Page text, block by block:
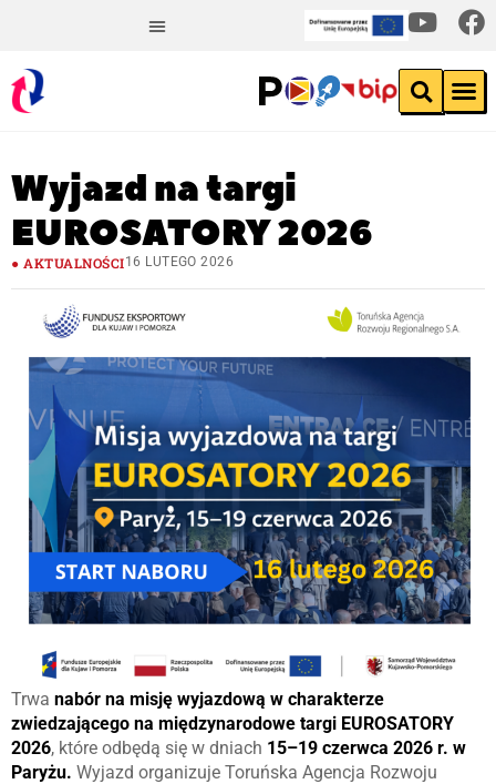
Wyjazd na targi
EUROSATORY 2026
AKTUALNOŚCI16 LUTEGO 2026
Trwa nabór na misję wyjazdową w charakterze
zwiedzającego na międzynarodowe targi EUROSATORY
2026, które odbędą się w dniach 15–19 czerwca 2026 r. w
Paryżu. Wyjazd organizuje Toruńska Agencja Rozwoju